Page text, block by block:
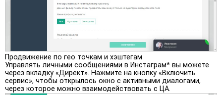
Продвижение по гео точкам и хэштегам
Управлять личными сообщениями в Инстаграм* вы можете
через вкладку «Директ». Нажмите на кнопку «Включить
сервис», чтобы открылось окно с активными диалогами,
через которое можно взаимодействовать с ЦА.